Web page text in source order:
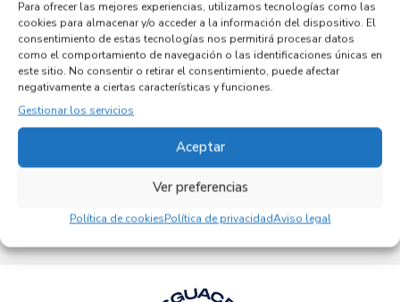
Para ofrecer las mejores experiencias, utilizamos tecnologías como las
cookies para almacenar y/o acceder a la información del dispositivo. El
consentimiento de estas tecnologías nos permitirá procesar datos
como el comportamiento de navegación o las identificaciones únicas en
este sitio. No consentir o retirar el consentimiento, puede afectar
negativamente a ciertas características y funciones.
Gestionar los servicios
Aceptar
Ver preferencias
Política de cookiesPolítica de privacidadAviso legal
Referencia OEM: 0265019153
32,95€ (IVA no incluído)
Empresas colaboradoras